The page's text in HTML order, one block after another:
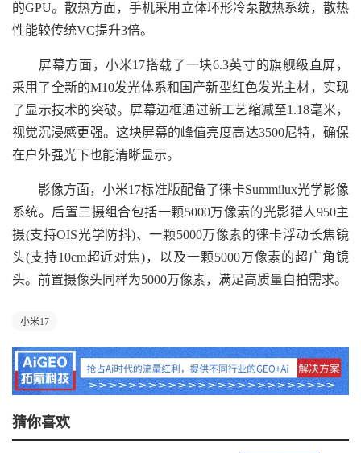
的GPU。散热方面，手机采用立体环形冷泵散热系统，散热
性能较传统VC提升3倍。
屏幕方面，小米17搭载了一块6.3英寸的旗舰级直屏，
采用了全新的M10发光体系和国产新型红色发光主材，实现
了显示技术的突破。屏幕边框通过新工艺缩减至1.18毫米，
视觉沉浸感更强。这块屏幕的峰值亮度高达3500尼特，确保
在户外强光下也能清晰显示。
影像方面，小米17标准版配备了徕卡Summilux光学影像
系统。后置三摄组合包括一颗5000万像素的光影猎人950主
摄(支持OIS光学防抖)、一颗5000万像素的徕卡浮动长焦镜
头(支持10cm超近对焦)，以及一颗5000万像素的超广角镜
头。前置摄像头同样为5000万像素，满足高质量自拍需求。
小米17
猜你喜欢